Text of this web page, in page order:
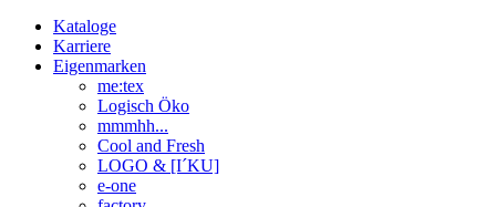
Kataloge
Karriere
Eigenmarken
me:tex
Logisch Öko
mmmhh...
Cool and Fresh
LOGO & [I´KU]
e-one